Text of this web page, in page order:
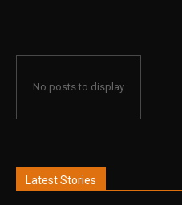
No posts to display
Latest Stories